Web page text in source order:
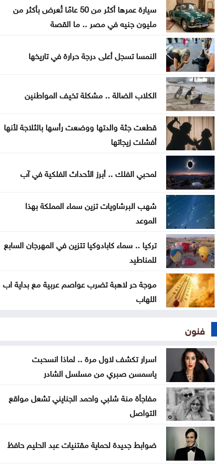
الشمال في إربد
بيان صادر عن اللجنة النقابية للعاملين في شركة البوتاس
العربية
ندوة بعنوان المفرق .. عروس البادية ودورها في بناء
السردية الأردنية الأحد
عمان الاهلية بطلة الجامعات الأردنية في الكراتيه للطلاب
ووصيفه البطولة للطالبات .. صور
سياحة عجلون تطلق رحلات برنامج أردننا جنة إلى مختلف
مناطق المملكة
صادرات عمّان الصناعية تكسر حاجز 4 مليارات دينار منذ
بداية العام
سلسلة غارات إسرائيلية على جنوب لبنان تزامنا مع
استمرار مفاوضات روما
الوصاية الهاشمية تحظى بإجماع عربي وإسلامي في
اجتماع عمّان
سيارة عمرها أكثر من 50 عامًا تُعرض بأكثر من
مليون جنيه في مصر .. ما القصة
النمسا تسجل أعلى درجة حرارة في تاريخها
الكلاب الضالة .. مشكلة تخيف المواطنين
قطعت جثة والدتها ووضعت رأسها بالثلاجة لأنها
أفشلت زيجاتها
لمحبي الفلك .. أبرز الأحداث الفلكية في آب
شهب البرشاويات تزين سماء المملكة بهذا
الموعد
تركيا .. سماء كابادوكيا تتزين في المهرجان السابع
للمناطيد
موجة حر لاهبة تضرب عواصم عربية مع بداية اب
اللهاب
فنون
اسرار تكشف لاول مرة .. لماذا انسحبت
ياسمسن صبري من مسلسل الشادر
مفاجأة منة شلبي واحمد الجنايني تشعل مواقع
التواصل
ضوابط جديدة لحماية مقتنيات عبد الحليم حافظ